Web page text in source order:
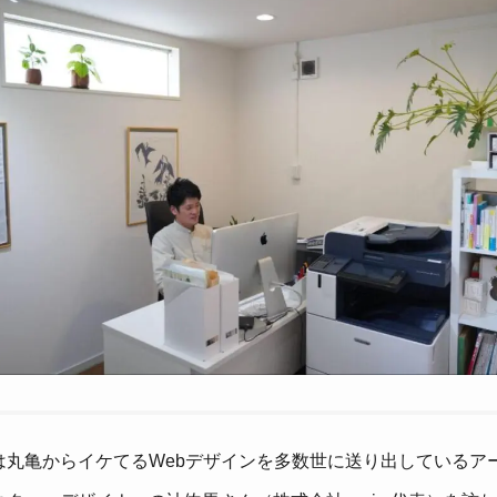
丸亀からイケてるWebデザインを多数世に送り出しているア